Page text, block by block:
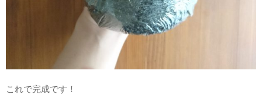
これで完成です！